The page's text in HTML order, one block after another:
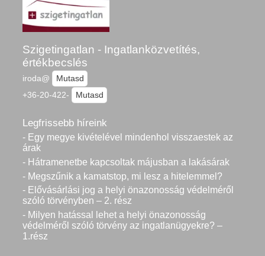
Szigetingatlan - Ingatlanközvetítés,
értékbecslés
iroda@
Mutasd
+36-20-422-
Mutasd
Legfrissebb híreink
- Egy megye kivételével mindenhol visszaestek az
árak
- Hátramenetbe kapcsoltak májusban a lakásárak
- Megszűnik a kamatstop, mi lesz a hitelemmel?
- Elővásárlási jog a helyi önazonosság védelméről
szóló törvényben – 2. rész
- Milyen hatással lehet a helyi önazonosság
védelméről szóló törvény az ingatlanügyekre? –
1.rész